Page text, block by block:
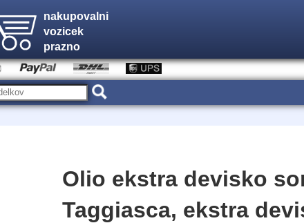
nakupovalni
vozicek
prazno
Olio ekstra devisko
Taggiasca, ekstra